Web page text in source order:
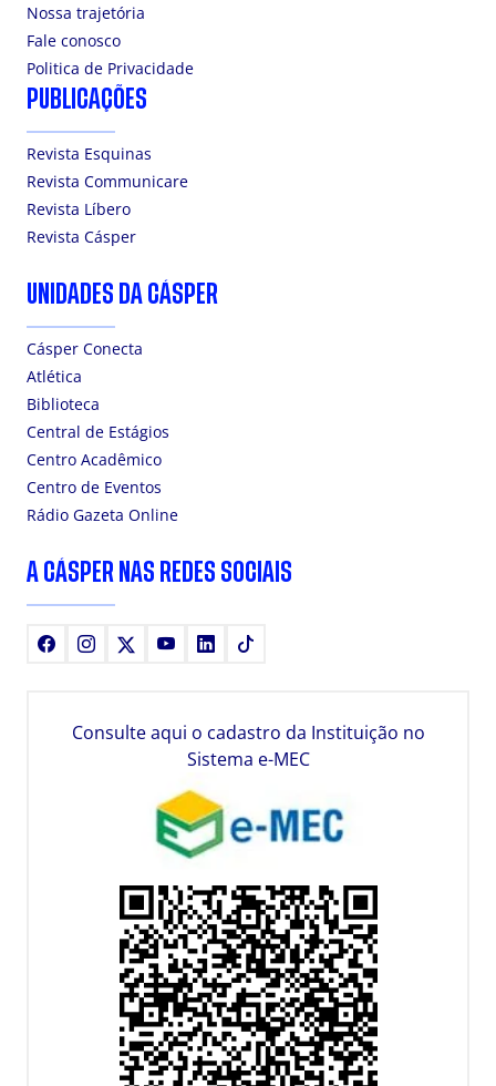
Nossa trajetória
Fale conosco
Politica de Privacidade
PUBLICAÇÕES
Revista Esquinas
Revista Communicare
Revista Líbero
Revista Cásper
UNIDADES DA CÁSPER
Cásper Conecta
Atlética
Biblioteca
Central de Estágios
Centro Acadêmico
Centro de Eventos
Rádio Gazeta Online
A CÁSPER NAS REDES SOCIAIS
FacebookInstagram YoutubeLinkedIn
Consulte aqui o cadastro da Instituição no
Sistema e-MEC